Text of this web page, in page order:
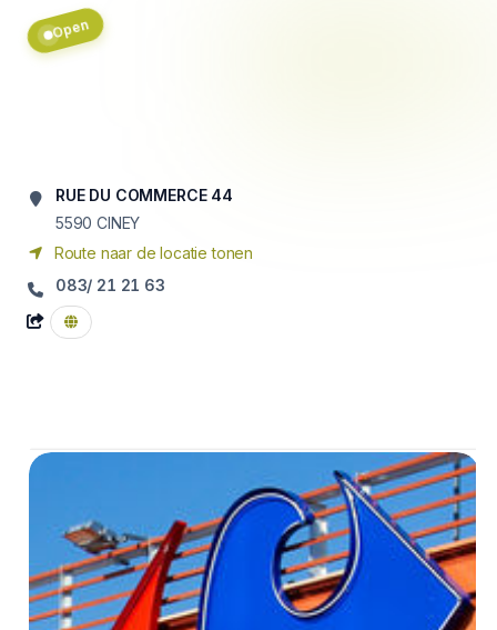
Open
RUE DU COMMERCE 44
5590 CINEY
Route naar de locatie tonen
083/ 21 21 63